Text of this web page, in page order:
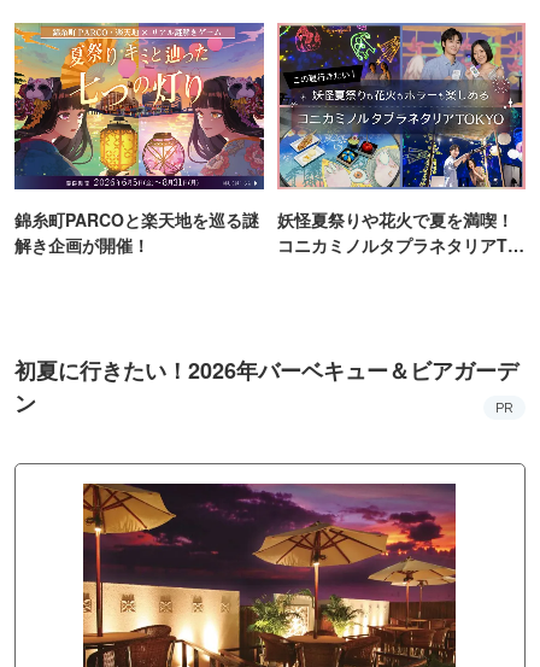
錦糸町PARCOと楽天地を巡る謎
解き企画が開催！
妖怪夏祭りや花火で夏を満喫！
コニカミノルタプラネタリアTO
初夏に行きたい！2026年バーベキュー＆ビアガーデ
ン
PR